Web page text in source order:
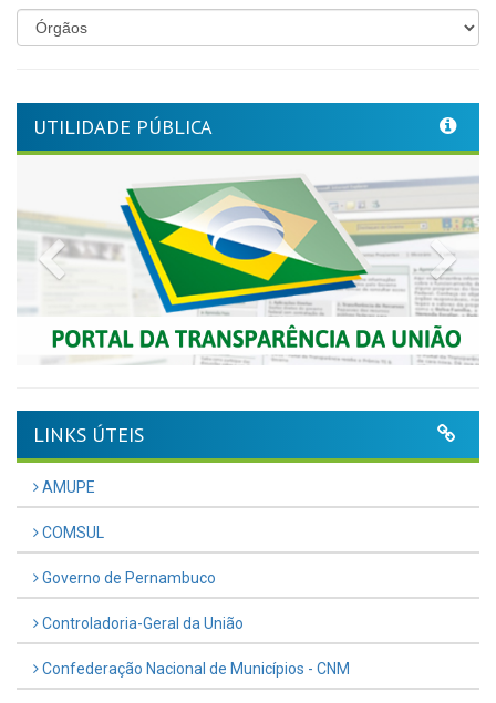
UTILIDADE PÚBLICA
Previous
LINKS ÚTEIS
AMUPE
COMSUL
Governo de Pernambuco
Controladoria-Geral da União
Confederação Nacional de Municípios - CNM